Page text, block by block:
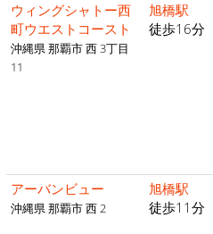
ウィングシャトー西
町ウエストコースト
沖縄県 那覇市 西 3丁目
11
旭橋駅
徒歩16分
アーバンビュー
沖縄県 那覇市 西 2
旭橋駅
徒歩11分